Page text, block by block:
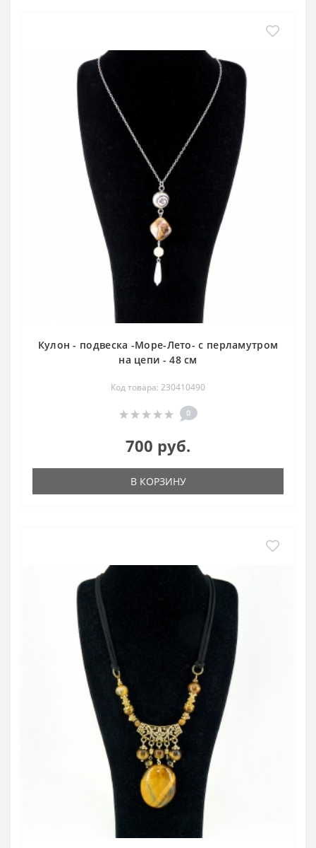
Кулон - подвеска -Море-Лето- с перламутром
на цепи - 48 см
Код товара: 230410490
0
700 руб.
В КОРЗИНУ